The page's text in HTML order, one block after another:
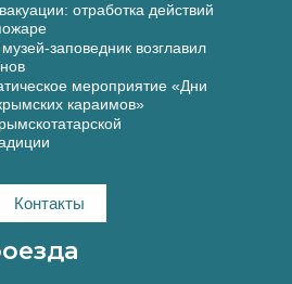
отработка действий
заповедник возглавил
мероприятие «Дни
караимов»
Контакты